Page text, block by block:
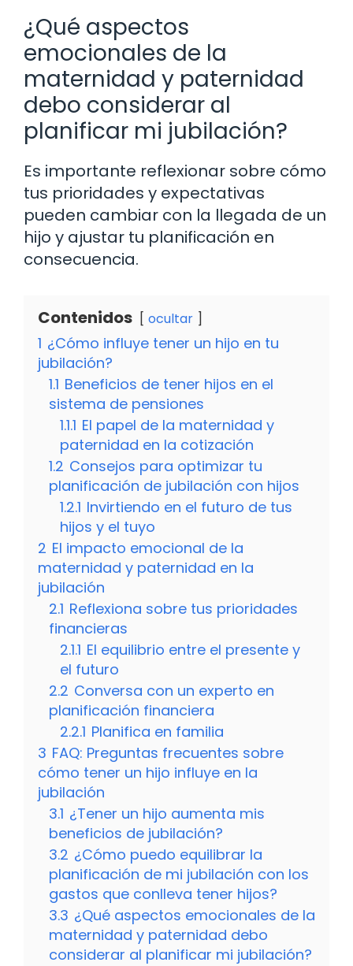
¿Qué aspectos
emocionales de la
maternidad y paternidad
debo considerar al
planificar mi jubilación?
Es importante reflexionar sobre cómo
tus prioridades y expectativas
pueden cambiar con la llegada de un
hijo y ajustar tu planificación en
consecuencia.
Contenidos ocultar
1 ¿Cómo influye tener un hijo en tu
jubilación?
1.1 Beneficios de tener hijos en el
sistema de pensiones
1.1.1 El papel de la maternidad y
paternidad en la cotización
1.2 Consejos para optimizar tu
planificación de jubilación con hijos
1.2.1 Invirtiendo en el futuro de tus
hijos y el tuyo
2 El impacto emocional de la
maternidad y paternidad en la
jubilación
2.1 Reflexiona sobre tus prioridades
financieras
2.1.1 El equilibrio entre el presente y
el futuro
2.2 Conversa con un experto en
planificación financiera
2.2.1 Planifica en familia
3 FAQ: Preguntas frecuentes sobre
cómo tener un hijo influye en la
jubilación
3.1 ¿Tener un hijo aumenta mis
beneficios de jubilación?
3.2 ¿Cómo puedo equilibrar la
planificación de mi jubilación con los
gastos que conlleva tener hijos?
3.3 ¿Qué aspectos emocionales de la
maternidad y paternidad debo
considerar al planificar mi jubilación?